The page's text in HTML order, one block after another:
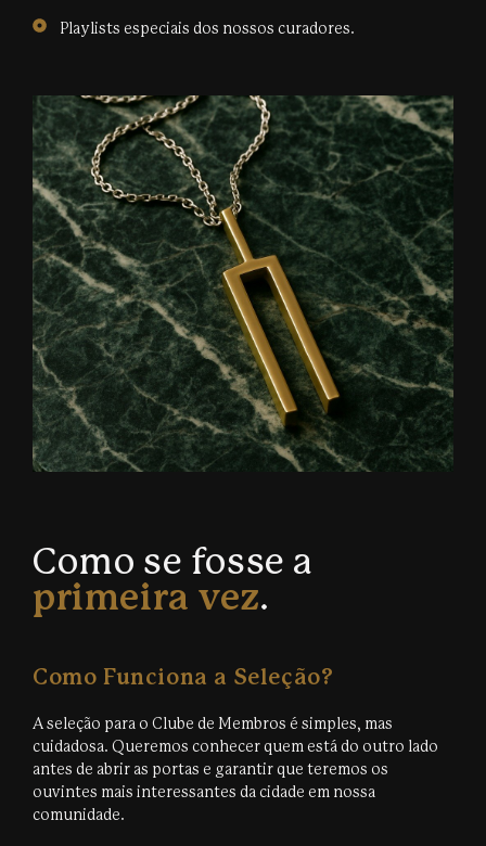
Playlists especiais dos nossos curadores.
Como se fosse a
primeira vez.
Como Funciona a Seleção?
A seleção para o Clube de Membros é simples, mas
cuidadosa. Queremos conhecer quem está do outro lado
antes de abrir as portas e garantir que teremos os
ouvintes mais interessantes da cidade em nossa
comunidade.